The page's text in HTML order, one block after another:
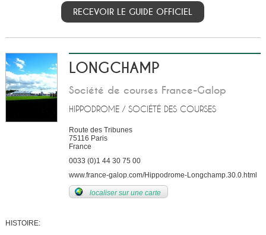
RECEVOIR LE GUIDE OFFICIEL
LONGCHAMP
Société de courses France-Galop
HIPPODROME / SOCIÉTÉ DES COURSES
Route des Tribunes
75116 Paris
France
0033 (0)1 44 30 75 00
www.france-galop.com/Hippodrome-Longchamp.30.0.html
localiser sur une carte
HISTOIRE: